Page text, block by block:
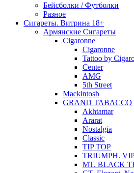
Бейсболки / Футболки
Разное
Сигареты. Витрина 18+
Армянские Сигареты
Cigaronne
Cigaronne
Tattoo by
Center
AMG
5th Street
Mackintosh
GRAND TABACCO
Akhtamar
Ararat
Nostalgia
Classic
TIP TOP
TRIUMPH.
MT. BLACK